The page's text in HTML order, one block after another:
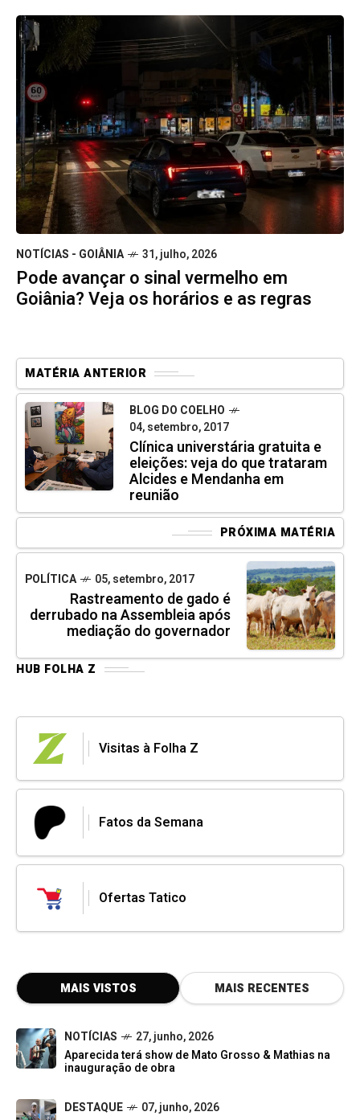
NOTÍCIAS - GOIÂNIA 31, julho, 2026
Pode avançar o sinal vermelho em
Goiânia? Veja os horários e as regras
MATÉRIA ANTERIOR
BLOG DO COELHO
04, setembro, 2017
Clínica universtária gratuita e
eleições: veja do que trataram
Alcides e Mendanha em
reunião
PRÓXIMA MATÉRIA
POLÍTICA 05, setembro, 2017
Rastreamento de gado é
derrubado na Assembleia após
mediação do governador
HUB FOLHA Z
Visitas à Folha Z
Fatos da Semana
Ofertas Tatico
MAIS VISTOS MAIS RECENTES
NOTÍCIAS
27, junho, 2026
Aparecida terá show de Mato Grosso & Mathias na
inauguração de obra
DESTAQUE
07, junho, 2026